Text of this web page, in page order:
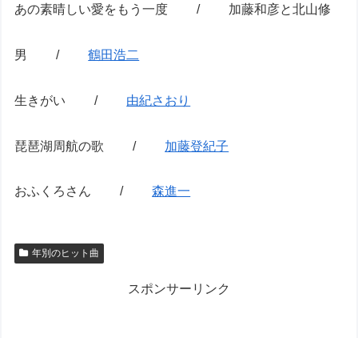
あの素晴しい愛をもう一度 / 加藤和彦と北山修
男 /鶴田浩二
生きがい / 由紀さおり
琵琶湖周航の歌 / 加藤登紀子
おふくろさん /森進一
年別のヒット曲
スポンサーリンク